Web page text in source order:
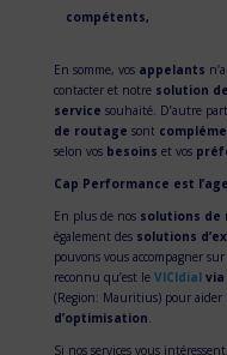
compétents,
En somme, vos appelants
contacter et notre solution
service souhaité. D’autre
de routage sont
selon vos besoins et vos
Cap Performance est
En plus de nos solutions de
également des solutions
pouvons vous accompagner
reconnu qu’est le VICIdialvia
(Region: Mauritius) pour aider
d’optimisation
Si nos services vous